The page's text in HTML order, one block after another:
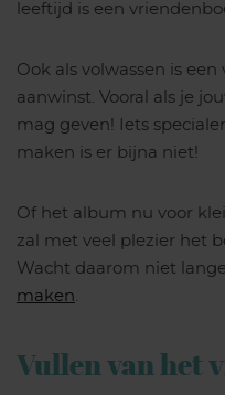
leeftijd is een
Ook als volwassen is
aanwinst. Vooral als je
mag geven! Iets
maken is er bijna niet!
Of het album nu voor
zal met veel plezier het
Wacht daarom niet
maken.
Vullen van het